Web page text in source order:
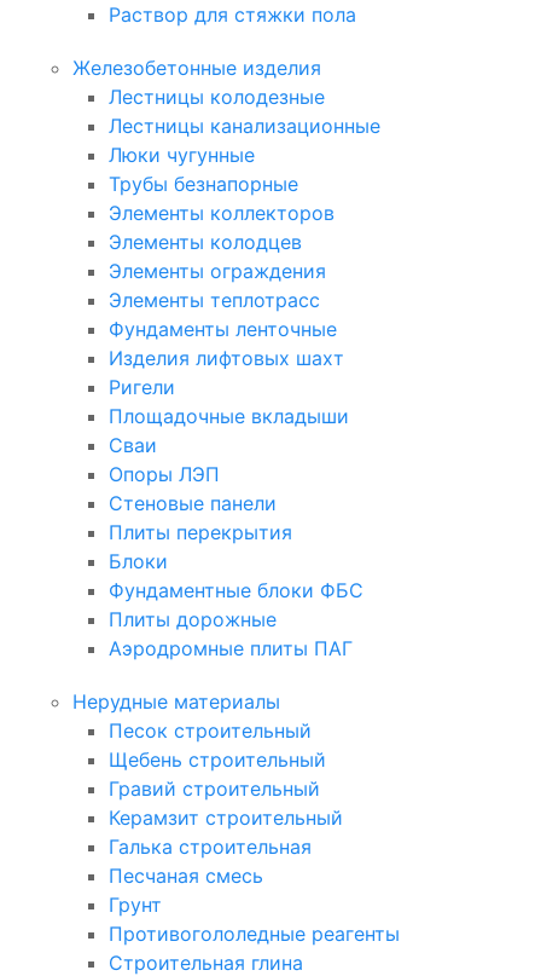
Раствор для стяжки пола
Железобетонные изделия
Лестницы колодезные
Лестницы канализационные
Люки чугунные
Трубы безнапорные
Элементы коллекторов
Элементы колодцев
Элементы ограждения
Элементы теплотрасс
Фундаменты ленточные
Изделия лифтовых шахт
Ригели
Площадочные вкладыши
Сваи
Опоры ЛЭП
Стеновые панели
Плиты перекрытия
Блоки
Фундаментные блоки ФБС
Плиты дорожные
Аэродромные плиты ПАГ
Нерудные материалы
Песок строительный
Щебень строительный
Гравий строительный
Керамзит строительный
Галька строительная
Песчаная смесь
Грунт
Противогололедные реагенты
Строительная глина